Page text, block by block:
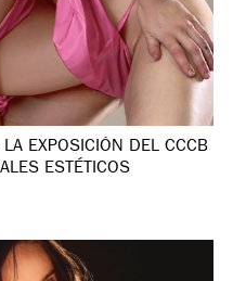
LA EXPOSICIÓN DEL CCCB
ESTÉTICOS